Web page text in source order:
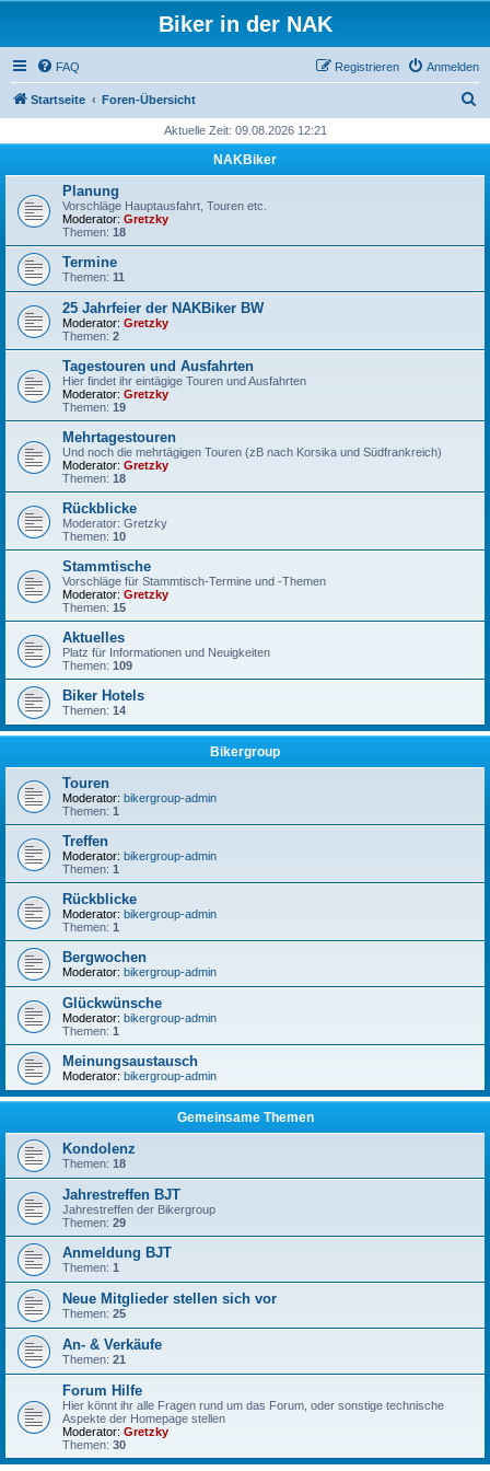
Biker in der NAK
FAQ Anmelden
Registrieren
Startseite Foren-Übersicht
h
Aktuelle Zeit: 09.08.2026 12:21
NAKBiker
Planung
Vorschläge Hauptausfahrt, Touren etc.
Moderator: Gretzky
Themen: 18
Termine
Themen: 11
25 Jahrfeier der NAKBiker BW
Moderator: Gretzky
Themen: 2
Tagestouren und Ausfahrten
Hier findet ihr eintägige Touren und Ausfahrten
Moderator: Gretzky
Themen: 19
Mehrtagestouren
Und noch die mehrtägigen Touren (zB nach Korsika und Südfrankreich)
Moderator: Gretzky
Themen: 18
Rückblicke
Moderator: Gretzky
Themen: 10
Stammtische
Vorschläge für Stammtisch-Termine und -Themen
Moderator: Gretzky
Themen: 15
Aktuelles
Platz für Informationen und Neuigkeiten
Themen: 109
Biker Hotels
Themen: 14
Bikergroup
Touren
Moderator: bikergroup-admin
Themen: 1
Treffen
Moderator: bikergroup-admin
Themen: 1
Rückblicke
Moderator: bikergroup-admin
Themen: 1
Bergwochen
Moderator: bikergroup-admin
Glückwünsche
Moderator: bikergroup-admin
Themen: 1
Meinungsaustausch
Moderator: bikergroup-admin
Gemeinsame Themen
Kondolenz
Themen: 18
Jahrestreffen BJT
Jahrestreffen der Bikergroup
Themen: 29
Anmeldung BJT
Themen: 1
Neue Mitglieder stellen sich vor
Themen: 25
An- & Verkäufe
Themen: 21
Forum Hilfe
Hier könnt ihr alle Fragen rund um das Forum, oder sonstige technische
Aspekte der Homepage stellen
Moderator: Gretzky
Themen: 30